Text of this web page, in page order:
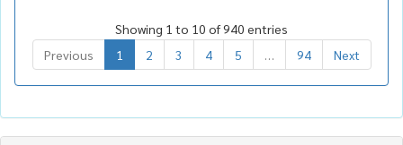
Showing 1 to 10 of 940 entries
Previous
1 2 3 4 5 94 Next